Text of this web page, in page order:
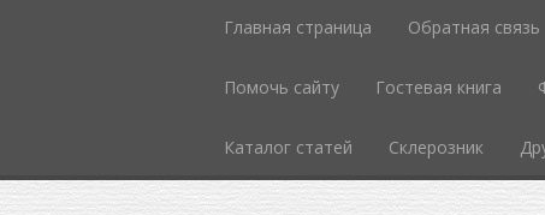
Главная страница Обратная связь
Помочь сайту Гостевая книга
Каталог статей Склерозник